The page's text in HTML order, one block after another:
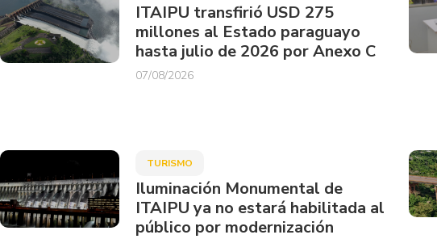
ITAIPU transfirió USD 275
millones al Estado paraguayo
hasta julio de 2026 por Anexo C
07/08/2026
TURISMO
Iluminación Monumental de
ITAIPU ya no estará habilitada al
público por modernización